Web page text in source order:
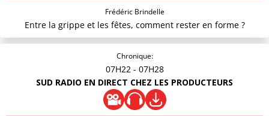
Frédéric Brindelle
Entre la grippe et les fêtes, comment rester en forme ?
Chronique:
07H22 - 07H28
SUD RADIO EN DIRECT CHEZ LES PRODUCTEURS